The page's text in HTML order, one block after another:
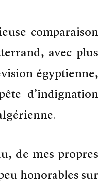
comparaison
avec plus
égyptienne,
d’indignation
de mes propres
honorables sur